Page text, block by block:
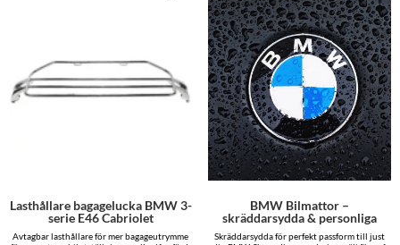
Lasthållare bagagelucka BMW 3-
serie E46 Cabriolet
Avtagbar lasthållare för mer bagageutrymme
BMW Bilmattor –
skräddarsydda & personliga
Skräddarsydda för perfekt passform till just